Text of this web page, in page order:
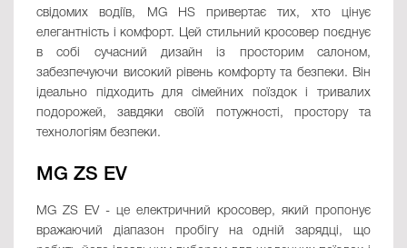
свідомих водіїв, MG HS привертає тих, хто цінує
елегантність і комфорт. Цей стильний кросовер поєднує
в собі сучасний дизайн із просторим салоном,
забезпечуючи високий рівень комфорту та безпеки. Він
ідеально підходить для сімейних поїздок і тривалих
подорожей, завдяки своїй потужності, простору та
технологіям безпеки.
MG ZS EV
MG ZS EV - це електричний кросовер, який пропонує
вражаючий діапазон пробігу на одній зарядці, що